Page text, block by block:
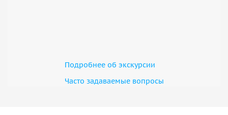
Подробнее об экскурсии
Часто задаваемые вопросы